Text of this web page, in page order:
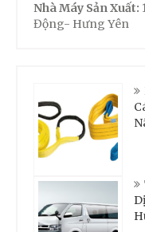
Nhà Máy Sản Xuất:
Động- Hưng Yên